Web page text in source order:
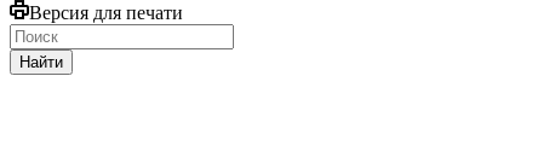
Версия для печати
Найти